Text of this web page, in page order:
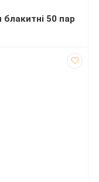
блакитні 50 пар